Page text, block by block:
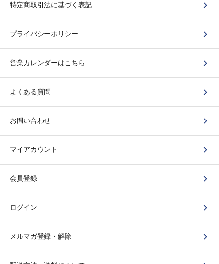
特定商取引法に基づく表記
プライバシーポリシー
営業カレンダーはこちら
よくある質問
お問い合わせ
マイアカウント
会員登録
ログイン
メルマガ登録・解除